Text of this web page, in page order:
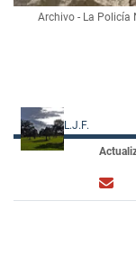
Archivo - La Policía
L.J.F.